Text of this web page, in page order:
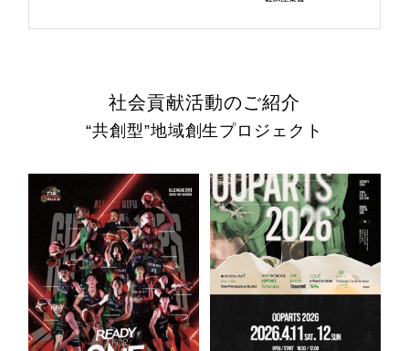
社会貢献活動のご紹介
“共創型”地域創生プロジェクト